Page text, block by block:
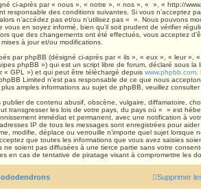
ci-après par « nous », « notre », « nos », « », « http://
responsable des conditions suivantes. Si vous n’acceptez
n’accédez pas et/ou n’utilisez pas « ». Nous pouvons
en soyez informé, bien qu’il soit prudent de vérifier
que des changements ont été effectués, vous acceptez
à jour et/ou modifications.
par phpBB (désigné ci-après par « ils », « eux », « leur »,
phpBB ») qui est un script libre de forum, déclaré sous la
« GPL ») et qui peut être téléchargé depuis www.phpbb.com
Limited n’est pas responsable de ce que nous
amples informations au sujet de phpBB, veuillez
de contenu abusif, obscène, vulgaire, diffamatoire,
transgresser les lois de votre pays, du pays où « » est
immédiat et permanent, avec une notification à
IP de tous les messages sont enregistrées pour
modifie, déplace ou verrouille n’importe quel sujet lorsque
que toutes les informations que vous avez saisies
ne soient pas diffusées à une tierce partie sans votre
en cas de tentative de piratage visant à compromettre les
Supprimer